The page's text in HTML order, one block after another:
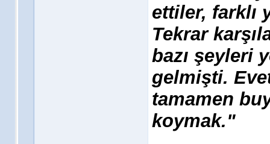
ettiler, farklı
Tekrar
bazı şeyleri
gelmişti.
tamamen
koymak."